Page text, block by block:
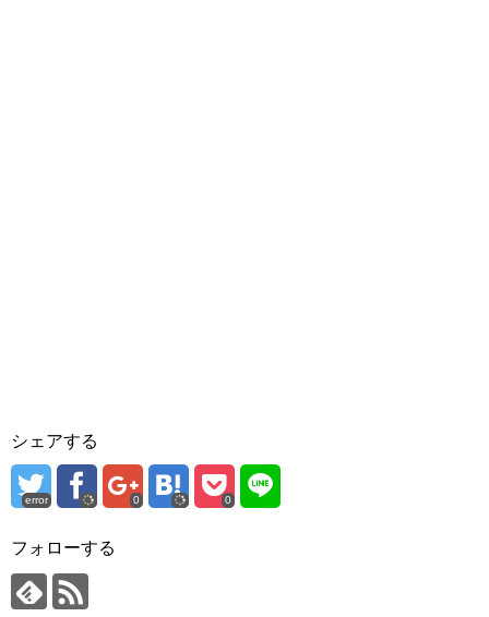
シェアする
error 0 0
フォローする